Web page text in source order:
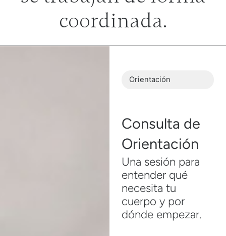
coordinada.
Orientación
Consulta de
Orientación
Una sesión para
entender qué
necesita tu
cuerpo y por
dónde empezar.